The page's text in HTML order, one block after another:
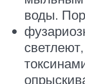
воды.